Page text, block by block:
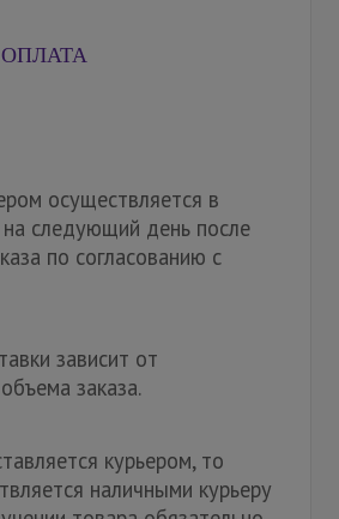
осуществляется в
следующий день после
по согласованию с
зависит от
заказа.
курьером, то
наличными курьеру